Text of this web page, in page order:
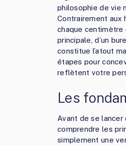
philosophie de vie
Contrairement aux
chaque centimètre
principale, d’un
constitue l’atout
étapes pour
reflètent votre
Les
Avant de se lancer
comprendre les
simplement une